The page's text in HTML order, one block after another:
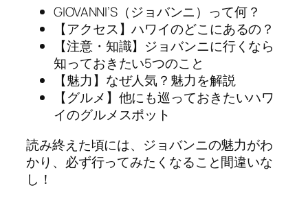
GIOVANNI’S（ジョバンニ）って何？
【アクセス】ハワイのどこにあるの？
【注意・知識】ジョバンニに行くなら
知っておきたい5つのこと
【魅力】なぜ人気？魅力を解説
【グルメ】他にも巡っておきたいハワ
イのグルメスポット
読み終えた頃には、ジョバンニの魅力がわ
かり、必ず行ってみたくなること間違いな
し！